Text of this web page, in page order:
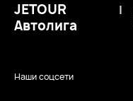
Наши соцсети
JETOUR
Автолига
|